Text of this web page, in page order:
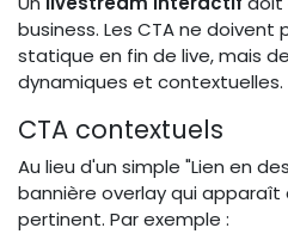
business. Les CTA ne doivent
statique en fin de live, mais
dynamiques et contextuelles.
CTA contextuels
Au lieu d'un simple "Lien en
bannière overlay qui
pertinent. Par exemple :